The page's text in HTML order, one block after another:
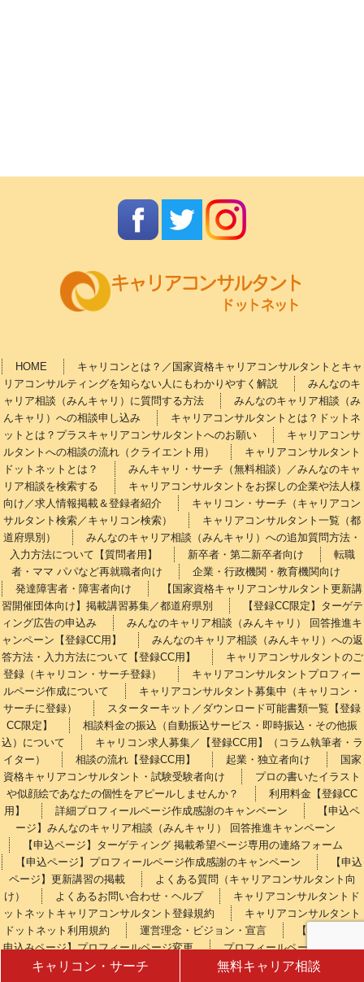
キャリコン・サーチ 無料キャリア相談
HOME
キャリコンとは？／国家資格キャリアコンサルタントとキャ
リアコンサルティングを知らない人にもわかりやすく解説
みんなのキ
ャリア相談（みんキャリ）に質問する方法
みんなのキャリア相談（み
んキャリ）への相談申し込み
キャリアコンサルタントとは？ドットネ
ットとは？プラスキャリアコンサルタントへのお願い
キャリアコンサ
ルタントへの相談の流れ（クライエント用）
キャリアコンサルタント
ドットネットとは？
みんキャリ・サーチ（無料相談）／みんなのキャ
リア相談を検索する
キャリアコンサルタントをお探しの企業や法人様
向け／求人情報掲載＆登録者紹介
キャリコン・サーチ（キャリアコン
サルタント検索／キャリコン検索）
キャリアコンサルタント一覧（都
道府県別）
みんなのキャリア相談（みんキャリ）への追加質問方法・
入力方法について【質問者用】
新卒者・第二新卒者向け
転職
者・ママ パパなど再就職者向け
企業・行政機関・教育機関向け
発達障害者・障害者向け
【国家資格キャリアコンサルタント更新講
習開催団体向け】掲載講習募集／都道府県別
【登録CC限定】ターゲテ
ィング広告の申込み
みんなのキャリア相談（みんキャリ） 回答推進キ
ャンペーン【登録CC用】
みんなのキャリア相談（みんキャリ）への返
答方法・入力方法について【登録CC用】
キャリアコンサルタントのご
登録（キャリコン・サーチ登録）
キャリアコンサルタントプロフィー
ルページ作成について
キャリアコンサルタント募集中（キャリコン・
サーチに登録）
スターターキット／ダウンロード可能書類一覧【登録
CC限定】
相談料金の振込（自動振込サービス・即時振込・その他振
込）について
キャリコン求人募集／【登録CC用】（コラム執筆者・ラ
イター）
相談の流れ【登録CC用】 起業・独立者向け
国家
資格キャリアコンサルタント・試験受験者向け
プロの書いたイラスト
や似顔絵であなたの個性をアピールしませんか？
利用料金【登録CC
用】
詳細プロフィールページ作成感謝のキャンペーン
【申込ペ
ージ】みんなのキャリア相談（みんキャリ） 回答推進キャンペーン
【申込ページ】ターゲティング 掲載希望ページ専用の連絡フォーム
【申込ページ】プロフィールページ作成感謝のキャンペーン
【申込
ページ】更新講習の掲載
よくある質問（キャリアコンサルタント向
け）
よくあるお問い合わせ・ヘルプ
キャリアコンサルタントド
ットネットキャリアコンサルタント登録規約
キャリアコンサルタント
ドットネット利用規約
運営理念・ビジョン・宣言
【料金支払後
申込みページ】プロフィールページ変更
プロフィールページ変更（退
会・削除含む）について【登録CC用】
総合問い合わせ
サイトマ